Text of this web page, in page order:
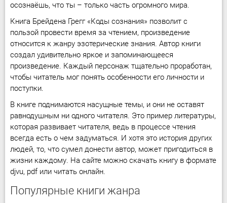
осознаёшь, что ты – только часть огромного мира.
Книга Брейдена Грегг «Коды сознания» позволит с
пользой провести время за чтением, произведение
относится к жанру эзотерические знания. Автор книги
создал удивительно яркое и запоминающееся
произведение. Каждый персонаж тщательно проработан,
чтобы читатель мог понять особенности его личности и
поступки.
В книге поднимаются насущные темы, и они не оставят
равнодушным ни одного читателя. Это пример литературы,
которая развивает читателя, ведь в процессе чтения
всегда есть о чем задуматься. И хотя это история других
людей, то, что сумел донести автор, может пригодиться в
жизни каждому. На сайте можно скачать книгу в формате
djvu, pdf или читать онлайн.
Популярные книги жанра